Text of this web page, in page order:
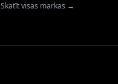
Skatīt visas markas →